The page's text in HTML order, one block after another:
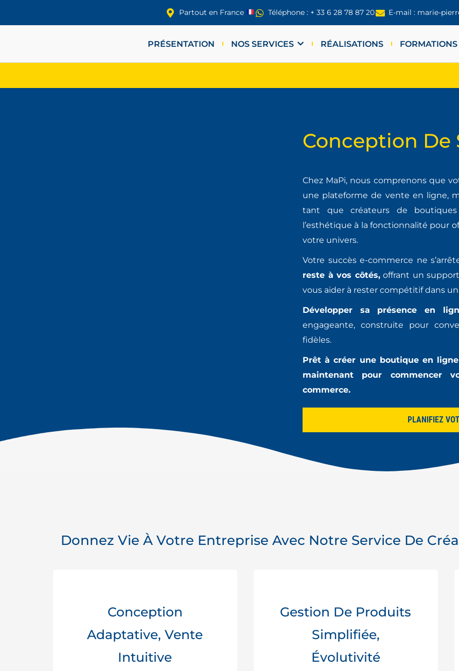
Partout en France Téléphone : + 33 6 28 78 87 20 E-mail : marie-
PRÉSENTATION NOS SERVICES RÉALISATIONS FORMATIONS
Conception De
Chez MaPi, nous comprenons que
une plateforme de vente en ligne,
tant que créateurs de
l’esthétique à la fonctionnalité pour
votre univers.
Votre succès e-commerce ne
reste à vos côtés,offrant un
vous aider à rester compétitif dans
Développer sa présence en
engageante, construite pour
fidèles.
Prêt à créer une boutique en
maintenant pour commencer
commerce.
PLANIFIEZ
Donnez Vie À Votre Entreprise Avec Notre Service De
Conception
Adaptative, Vente
Intuitive
Gestion De Produits
Simplifiée,
Évolutivité